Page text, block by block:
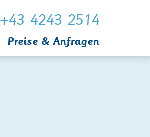
+43 4243 2514
Preise & Anfragen